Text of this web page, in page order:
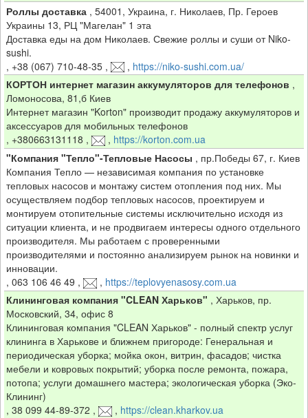
Роллы доставка, 54001, Украина, г. Николаев, Пр. Героев
Украины 13, РЦ "Магелан" 1 эта
Доставка еды на дом Николаев. Свежие роллы и суши от Niko-
sushi.
, +38 (067) 710-48-35, , https://niko-sushi.com.ua/
КОРТОН интернет магазин аккумуляторов для телефонов ,
Ломоносова, 81,б Киев
Интернет магазин "Korton" производит продажу аккумуляторов и
аксессуаров для мобильных телефонов
, +380663131118 , , https://korton.com.ua
"Компания "Тепло"-Тепловые Насосы , пр.Победы 67, г. Киев
Компания Тепло — независимая компания по установке
тепловых насосов и монтажу систем отопления под них. Мы
осуществляем подбор тепловых насосов, проектируем и
монтируем отопительные системы исключительно исходя из
ситуации клиента, и не продвигаем интересы одного отдельного
производителя. Мы работаем с проверенными
производителями и постоянно анализируем рынок на новинки и
инновации.
, 063 106 46 49 , , https://teplovyenasosy.com.ua
Клининговая компания "CLEAN Харьков" , Харьков, пр.
Московский, 34, офис 8
Клининговая компания "CLEAN Харьков" - полный спектр услуг
клининга в Харькове и ближнем пригороде: Генеральная и
периодическая уборка; мойка окон, витрин, фасадов; чистка
мебели и ковровых покрытий; уборка после ремонта, пожара,
потопа; услуги домашнего мастера; экологическая уборка (Эко-
Клининг)
, 38 099 44-89-372 , , https://clean.kharkov.ua